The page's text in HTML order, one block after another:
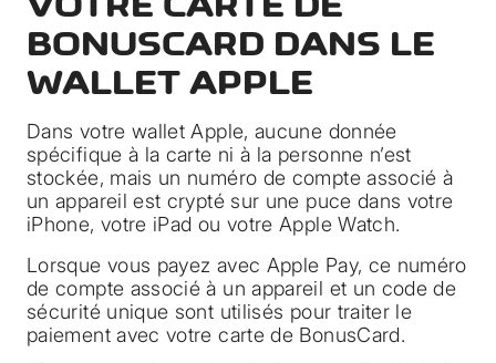
BONUSCARD DANS LE
WALLET APPLE
Dans votre wallet Apple, aucune donnée
spécifique à la carte ni à la personne n’est
stockée, mais un numéro de compte associé à
un appareil est crypté sur une puce dans votre
iPhone, votre iPad ou votre Apple Watch.
Lorsque vous payez avec Apple Pay, ce numéro
de compte associé à un appareil et un code de
sécurité unique sont utilisés pour traiter le
paiement avec votre carte de BonusCard.